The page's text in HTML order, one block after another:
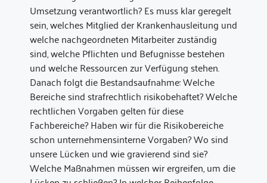
Umsetzung verantwortlich? Es muss klar geregelt
sein, welches Mitglied der Krankenhausleitung und
welche nachgeordneten Mitarbeiter zuständig
sind, welche Pflichten und Befugnisse bestehen
und welche Ressourcen zur Verfügung stehen.
Danach folgt die Bestandsaufnahme: Welche
Bereiche sind strafrechtlich risikobehaftet? Welche
rechtlichen Vorgaben gelten für diese
Fachbereiche? Haben wir für die Risikobereiche
schon unternehmensinterne Vorgaben? Wo sind
unsere Lücken und wie gravierend sind sie?
Welche Maßnahmen müssen wir ergreifen, um die